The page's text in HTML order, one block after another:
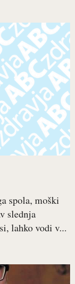
spola, moški
slednja
lahko vodi v...